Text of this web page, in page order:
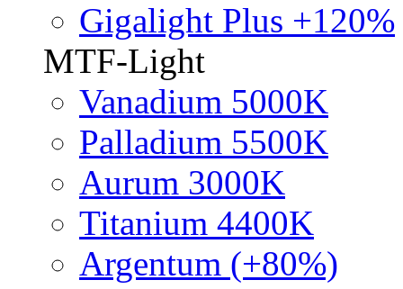
Gigalight Plus +120%
MTF-Light
Vanadium 5000K
Palladium 5500K
Aurum 3000K
Titanium 4400K
Argentum (+80%)